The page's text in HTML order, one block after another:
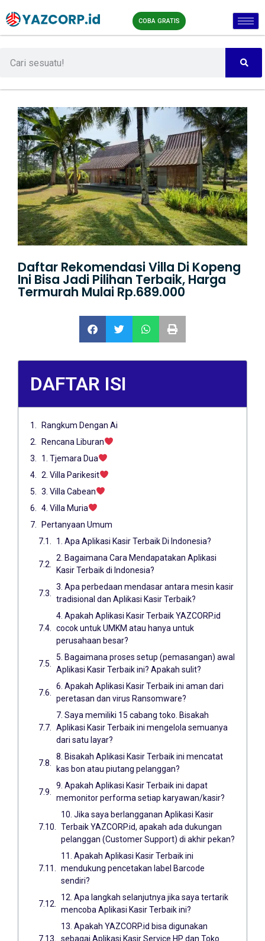
COBA GRATIS
Daftar Rekomendasi Villa Di Kopeng
Ini Bisa Jadi Pilihan Terbaik, Harga
Termurah Mulai Rp.689.000
DAFTAR ISI
Rangkum Dengan Ai
Rencana Liburan
1. Tjemara Dua
2. Villa Parikesit
3. Villa Cabean
4. Villa Muria
Pertanyaan Umum
1. Apa Aplikasi Kasir Terbaik Di Indonesia?
2. Bagaimana Cara Mendapatakan Aplikasi
Kasir Terbaik di Indonesia?
3. Apa perbedaan mendasar antara mesin kasir
tradisional dan Aplikasi Kasir Terbaik?
4. Apakah Aplikasi Kasir Terbaik YAZCORP.id
cocok untuk UMKM atau hanya untuk
perusahaan besar?
5. Bagaimana proses setup (pemasangan) awal
Aplikasi Kasir Terbaik ini? Apakah sulit?
6. Apakah Aplikasi Kasir Terbaik ini aman dari
peretasan dan virus Ransomware?
7. Saya memiliki 15 cabang toko. Bisakah
Aplikasi Kasir Terbaik ini mengelola semuanya
dari satu layar?
8. Bisakah Aplikasi Kasir Terbaik ini mencatat
kas bon atau piutang pelanggan?
9. Apakah Aplikasi Kasir Terbaik ini dapat
memonitor performa setiap karyawan/kasir?
10. Jika saya berlangganan Aplikasi Kasir
Terbaik YAZCORP.id, apakah ada dukungan
pelanggan (Customer Support) di akhir pekan?
11. Apakah Aplikasi Kasir Terbaik ini
mendukung pencetakan label Barcode
sendiri?
12. Apa langkah selanjutnya jika saya tertarik
mencoba Aplikasi Kasir Terbaik ini?
13. Apakah YAZCORP.id bisa digunakan
sebagai Aplikasi Kasir Service HP dan Toko